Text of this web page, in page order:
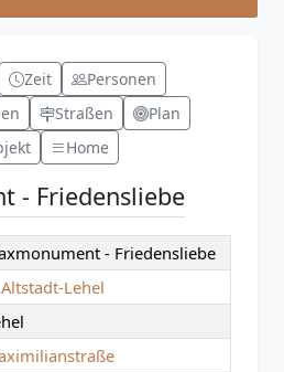
Zeit
Personen
Straßen
Plan
Home
- Friedensliebe
- Friedensliebe
Lehel